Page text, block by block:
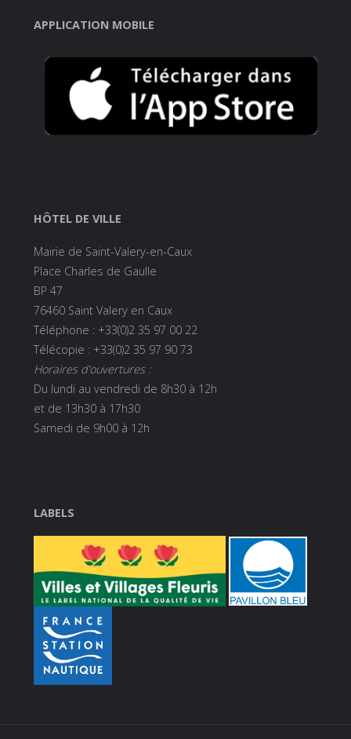
APPLICATION MOBILE
HÔTEL DE VILLE
Mairie de Saint-Valery-en-Caux
Place Charles de Gaulle
BP 47
76460 Saint Valery en Caux
Téléphone : +33(0)2 35 97 00 22
Télécopie : +33(0)2 35 97 90 73
Horaires d’ouvertures :
Du lundi au vendredi de 8h30 à 12h
et de 13h30 à 17h30
Samedi de 9h00 à 12h
LABELS